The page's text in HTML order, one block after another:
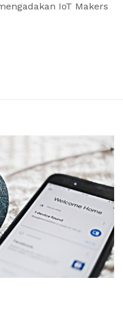
IoT Makers